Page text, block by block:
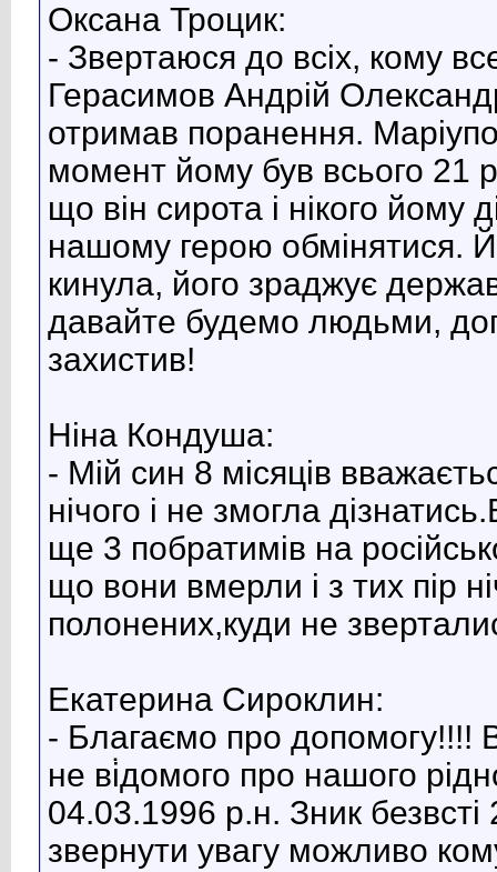
Оксана Троцик:
- Звертаюся до всіх, кому
Герасимов Андрій
отримав поранення.
момент йому був всього 21
що він сирота і нікого
нашому герою обмінятися.
кинула, його зраджує
давайте будемо людьми,
захистив!
Ніна Кондуша:
- Мій син 8 місяців
нічого і не змогла
ще 3 побратимів на
що вони вмерли і з тих пір
полонених,куди не
Екатерина Сироклин:
- Благаємо про допомогу!!!!
не вi̇домого про нашого
04.03.1996 p.н. Зник
звернути увагу можливо